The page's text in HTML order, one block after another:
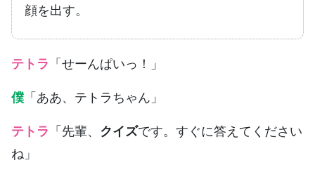
顔を出す。
テトラ 「せーんぱいっ！」
僕 「ああ、テトラちゃん」
テトラ 「先輩、 クイズです。すぐに答えてください
ね」